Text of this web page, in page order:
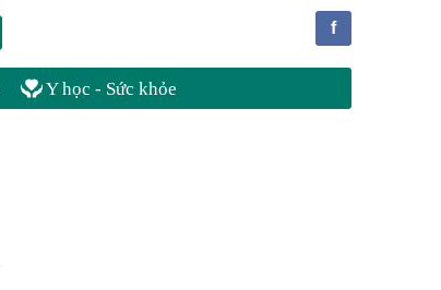
f
Y học - Sức khỏe